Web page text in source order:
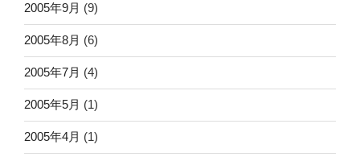
2005年9月 (9)
2005年8月 (6)
2005年7月 (4)
2005年5月 (1)
2005年4月 (1)